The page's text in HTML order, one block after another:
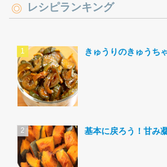
レシピランキング
きゅうりのきゅうち
基本に戻ろう！甘み